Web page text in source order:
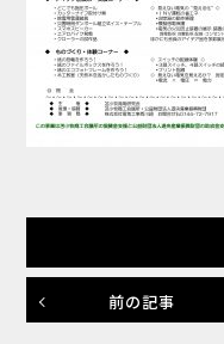
前の記事